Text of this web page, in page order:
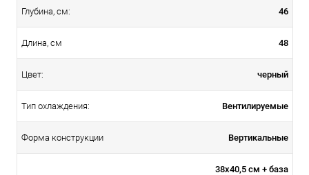
Глубина, см: 46
Длина, см 48
Цвет: черный
Тип охлаждения: Вентилируемые
Форма конструкции Вертикальные
38х40,5 см + база